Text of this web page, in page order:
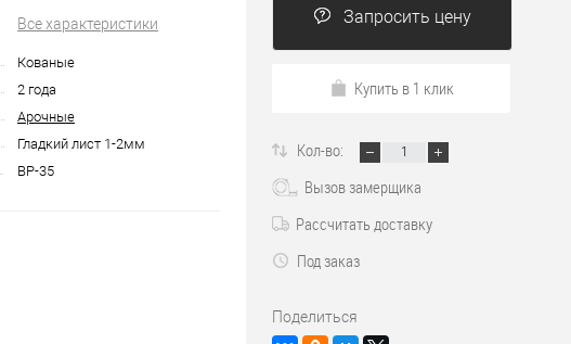
Все характеристики
Кованые
2 года
Арочные
Гладкий лист 1-2мм
ВР-35
Запросить цену
Купить в 1 клик
Кол-во:
Вызов замерщика
Рассчитать доставку
Под заказ
Поделиться